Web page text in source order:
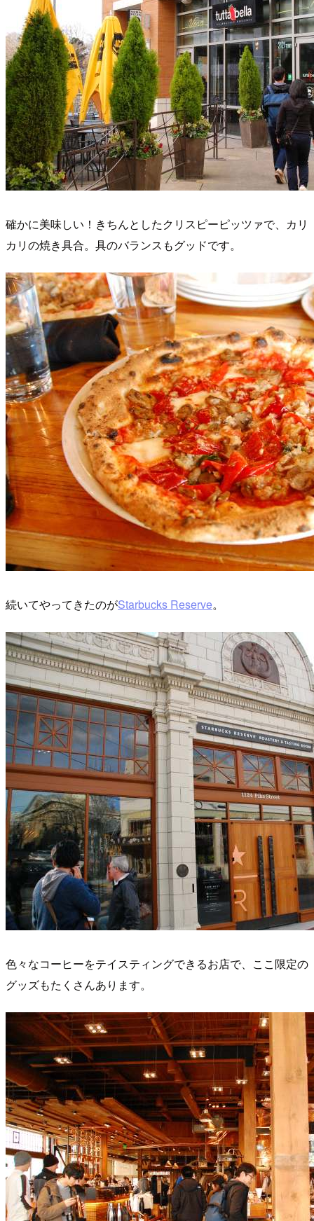
確かに美味しい！きちんとしたクリスピーピッツァで、カリ
カリの焼き具合。具のバランスもグッドです。
続いてやってきたのがStarbucks Reserve。
色々なコーヒーをテイスティングできるお店で、ここ限定の
グッズもたくさんあります。